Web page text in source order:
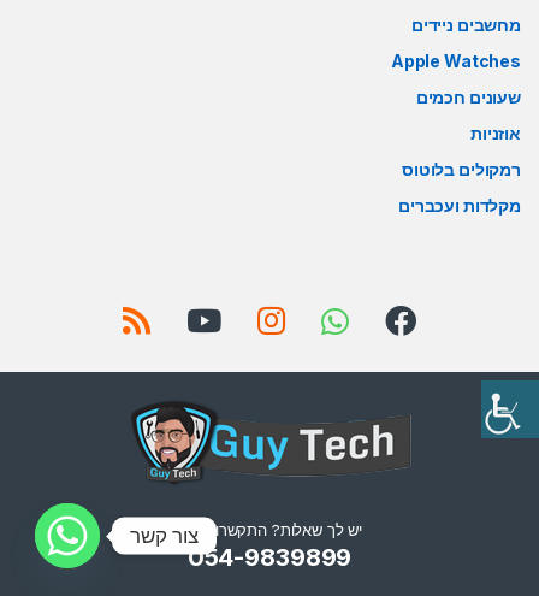
מחשבים ניידים
Apple Watches
שעונים חכמים
אוזניות
רמקולים בלוטוס
מקלדות ועכברים
יש לך שאלות? התקשרו אלינו!
054-9839899
צור קשר